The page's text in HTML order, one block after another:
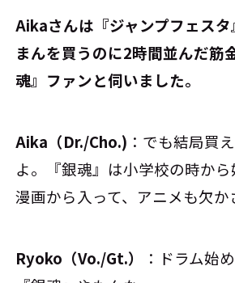
――Aikaさんは『ジャンプフェス
まんを買うのに2時間並んだ筋
魂』ファンと伺いました。
Aika（Dr./Cho.) ：でも結局買
よ。『銀魂』は小学校の時か
漫画から入って、アニメも欠か
Ryoko（Vo./Gt.）
：ドラム始